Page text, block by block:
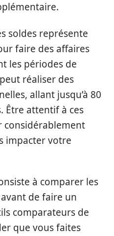
soldes représente
faire des affaires
les périodes de
réaliser des
allant jusqu’à 80
Être attentif à ces
considérablement
impacter votre
à comparer les
de faire un
comparateurs de
que vous faites